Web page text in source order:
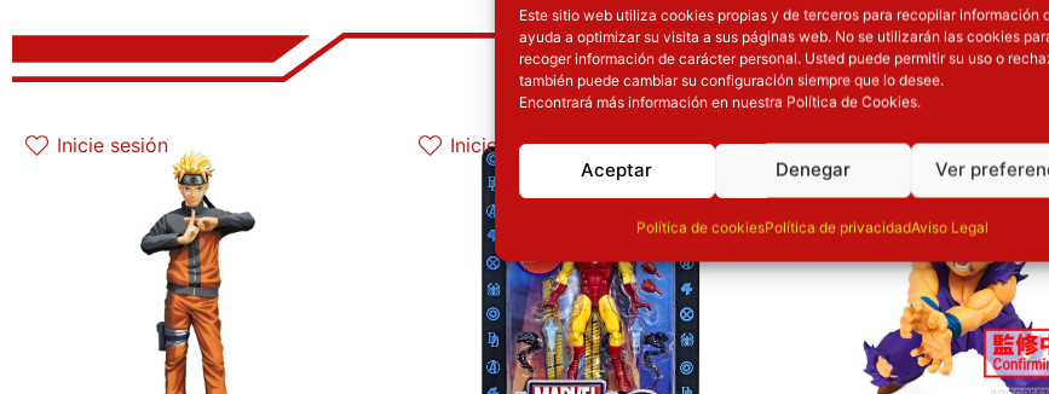
Este sitio web utiliza cookies propias y de terceros para recopilar información
ayuda a optimizar su visita a sus páginas web. No se utilizarán las cookies
recoger información de carácter personal. Usted puede permitir su uso o
también puede cambiar su configuración siempre que lo desee.
Encontrará más información en nuestra Política de Cookies.
Aceptar Denegar Ver
Política de cookiesPolítica de privacidadAviso Legal
OTROS
Inicie sesión Inicie sesión Inicie sesión